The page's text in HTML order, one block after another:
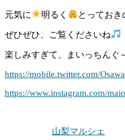
元気に 明るく とってお
ぜひぜひ、ご覧くださいね
楽しみすぎて、まいっちんぐ
https://mobile.twitter.com/
https://www.instagram.com/
山梨マルシェ